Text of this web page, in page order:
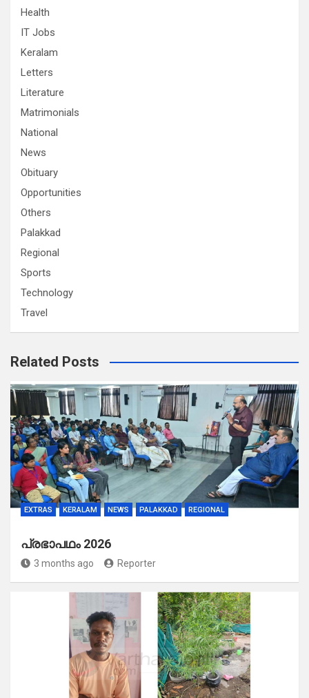
Health
IT Jobs
Keralam
Letters
Literature
Matrimonials
National
News
Obituary
Opportunities
Others
Palakkad
Regional
Sports
Technology
Travel
Related Posts
EXTRAS KERALAM NEWS PALAKKAD REGIONAL
പ്രഭാപഥം 2026
3 months ago Reporter